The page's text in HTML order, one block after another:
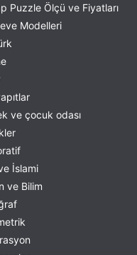
Puzzle Ölçü ve Fiyatları
Modelleri
ve çocuk odası
İslami
ve Bilim